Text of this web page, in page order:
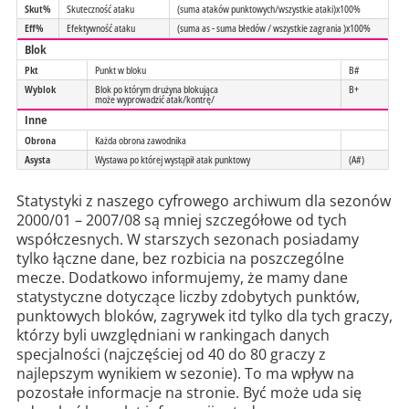
Skut%
Skuteczność ataku
(suma ataków punktowych/wszystkie ataki)x100%
Eff%
Efektywność ataku (suma as - suma błedów / wszystkie zagrania )x100%
Blok
Pkt Punkt w bloku
B#
Wyblok
Blok po którym drużyna blokująca
może wyprowadzić atak/kontrę/
B+
Inne
Obrona
Każda obrona zawodnika
Asysta
Wystawa po której wystąpił atak punktowy (A#)
Statystyki z naszego cyfrowego archiwum dla sezonów
2000/01 – 2007/08 są mniej szczegółowe od tych
współczesnych. W starszych sezonach posiadamy
tylko łączne dane, bez rozbicia na poszczególne
mecze. Dodatkowo informujemy, że mamy dane
statystyczne dotyczące liczby zdobytych punktów,
punktowych bloków, zagrywek itd tylko dla tych graczy,
którzy byli uwzględniani w rankingach danych
specjalności (najczęściej od 40 do 80 graczy z
najlepszym wynikiem w sezonie). To ma wpływ na
pozostałe informacje na stronie. Być może uda się